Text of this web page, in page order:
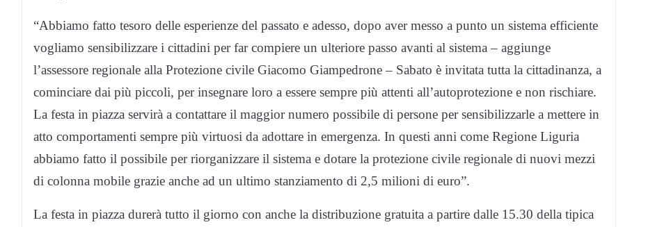
“Abbiamo fatto tesoro delle esperienze del passato e adesso, dopo aver messo a punto un sistema efficiente
vogliamo sensibilizzare i cittadini per far compiere un ulteriore passo avanti al sistema – aggiunge
l’assessore regionale alla Protezione civile Giacomo Giampedrone – Sabato è invitata tutta la cittadinanza, a
cominciare dai più piccoli, per insegnare loro a essere sempre più attenti all’autoprotezione e non rischiare.
La festa in piazza servirà a contattare il maggior numero possibile di persone per sensibilizzarle a mettere in
atto comportamenti sempre più virtuosi da adottare in emergenza. In questi anni come Regione Liguria
abbiamo fatto il possibile per riorganizzare il sistema e dotare la protezione civile regionale di nuovi mezzi
di colonna mobile grazie anche ad un ultimo stanziamento di 2,5 milioni di euro”.
La festa in piazza durerà tutto il giorno con anche la distribuzione gratuita a partire dalle 15.30 della tipica